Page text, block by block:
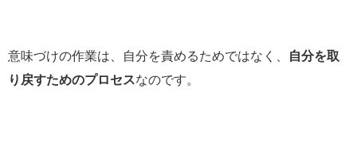
意味づけの作業は、自分を責めるためではなく、
自分を取
り戻すためのプロセスなのです。